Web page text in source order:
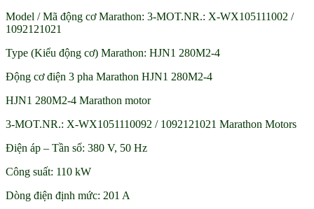
Model / Mã động cơ Marathon: 3-MOT.NR.: X-WX105111002 /
1092121021
Type (Kiểu động cơ) Marathon: HJN1 280M2-4
Động cơ điện 3 pha Marathon HJN1 280M2-4
HJN1 280M2-4 Marathon motor
3-MOT.NR.: X-WX1051110092 / 1092121021 Marathon Motors
Điện áp – Tần số: 380 V, 50 Hz
Công suất: 110 kW
Dòng điện định mức: 201 A